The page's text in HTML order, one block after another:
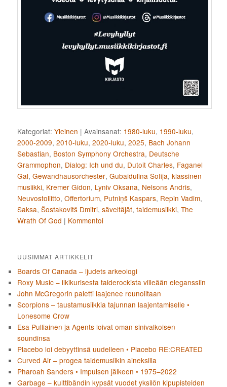
Kategoriat: Yleinen |Avainsanat: 1980-luku, 1990-luku,
2000-2009,2010-luku,2020-luku,2025, Bach Johann
Sebastian, Boston Symphony Orchestra, Deutsche
Grammophon, Dialog: Ich und du, Dutoit Charles, Faganel
Gal,Gewandhausorchester,Gubaidulina Sofija,klassinen
musiikki, Kremer Gidon, Lyniv Oksana, Nelsons Andris,
Neuvostoliitto,Offertorium, Putniņš Kaspars, Repin Vadim,
Saksa,Šostakovitš Dmitri,säveltäjät,taidemusiikki,The
Wrath Of God | Kommentoi
UUSIMMAT ARTIKKELIT
Boards Of Canada – ljudets arkeologi
Roxy Music – ilkikurisesta taiderockista viileään eleganssiin
John McGregorin paletti laajenee reunoiltaan
Scorpions – taustamusiikkia tajunnan laajentamiselle •
Lonesome Crow
Esa Pulliainen ja Agents loivat oman sinivalkoisen
soundinsa
Placebo loi debyyttinsä uudelleen • Placebo RE:CREATED
Curved Air – progea taidemusiikin aineksilla
Pharoah Sanders • Impulsen jälkeen • 1975–2022
Garbage – kulttibändin kypsät vuodet yksilön kipupisteiden